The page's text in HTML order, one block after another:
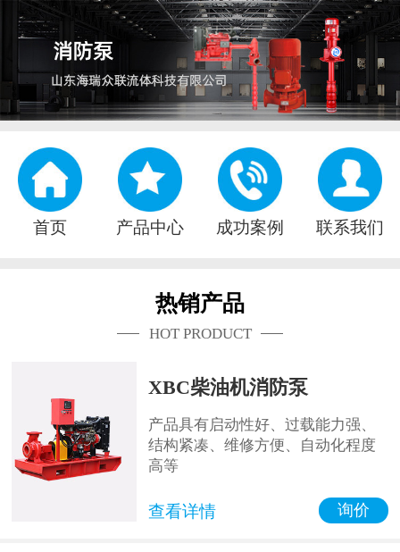
首页 产品中心 成功案例 联系我们
热销产品
HOT PRODUCT
XBC柴油机消防泵
产品具有启动性好、过载能力强、
结构紧凑、维修方便、自动化程度
高等
查看详情 询价